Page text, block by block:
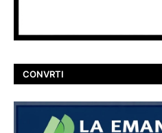
CONVRTI